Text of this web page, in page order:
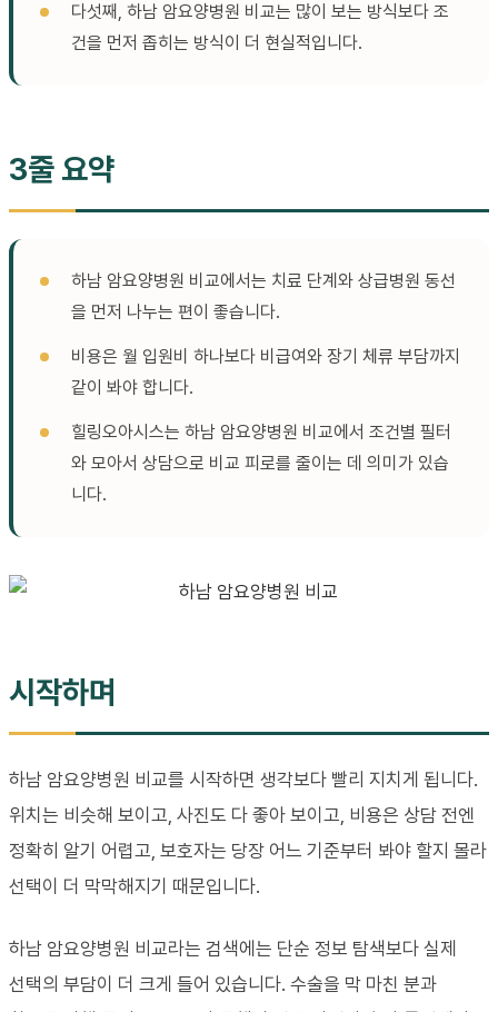
다섯째, 하남 암요양병원 비교는 많이 보는 방식보다 조
건을 먼저 좁히는 방식이 더 현실적입니다.
3줄 요약
하남 암요양병원 비교에서는 치료 단계와 상급병원 동선
을 먼저 나누는 편이 좋습니다.
비용은 월 입원비 하나보다 비급여와 장기 체류 부담까지
같이 봐야 합니다.
힐링오아시스는 하남 암요양병원 비교에서 조건별 필터
와 모아서 상담으로 비교 피로를 줄이는 데 의미가 있습
니다.
시작하며
하남 암요양병원 비교를 시작하면 생각보다 빨리 지치게 됩니다.
위치는 비슷해 보이고, 사진도 다 좋아 보이고, 비용은 상담 전엔
정확히 알기 어렵고, 보호자는 당장 어느 기준부터 봐야 할지 몰라
선택이 더 막막해지기 때문입니다.
하남 암요양병원 비교라는 검색에는 단순 정보 탐색보다 실제
선택의 부담이 더 크게 들어 있습니다. 수술을 막 마친 분과